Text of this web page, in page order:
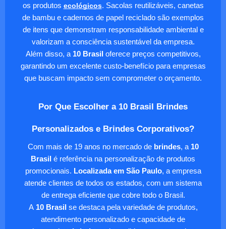
os produtos ecológicos. Sacolas reutilizáveis, canetas
de bambu e cadernos de papel reciclado são exemplos
de itens que demonstram responsabilidade ambiental e
valorizam a consciência sustentável da empresa.
Além disso, a 10 Brasil oferece preços competitivos,
garantindo um excelente custo-benefício para empresas
que buscam impacto sem comprometer o orçamento.
Por Que Escolher a 10 Brasil Brindes
Personalizados e Brindes Corporativos?
Com mais de 19 anos no mercado de brindes, a 10
Brasil é referência na personalização de produtos
promocionais. Localizada em São Paulo, a empresa
atende clientes de todos os estados, com um sistema
de entrega eficiente que cobre todo o Brasil.
A10 Brasil se destaca pela variedade de produtos,
atendimento personalizado e capacidade de